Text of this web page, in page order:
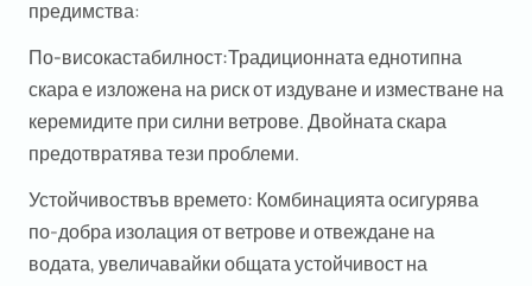
предимства:
По-високастабилност: Традиционната еднотипна
скара е изложена на риск от издуване и изместване на
керемидите при силни ветрове. Двойната скара
предотвратява тези проблеми.
Устойчивоствъв времето: Комбинацията осигурява
по-добра изолация от ветрове и отвеждане на
водата, увеличавайки общата устойчивост на